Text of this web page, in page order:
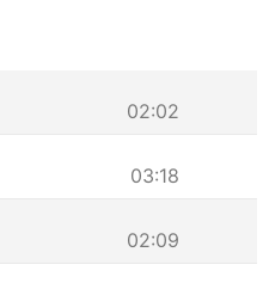
02:02
03:18
02:09